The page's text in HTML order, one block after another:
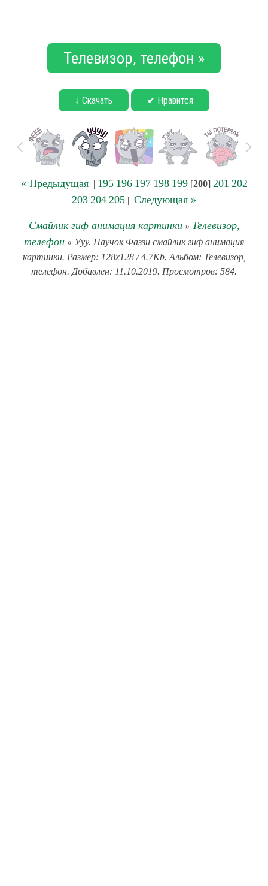
Телевизор, телефон »
↓ Скачать ✔ Нравится
« Предыдущая| 195 196 197 198 199[200] 201 202
203 204 205 | Следующая »
Смайлик гиф анимация картинки» Телевизор,
телефон » Ууу. Паучок Фаззи смайлик гиф анимация
картинки. Размер: 128x128 / 4.7Kb. Альбом: Телевизор,
телефон. Добавлен: 11.10.2019. Просмотров: 584.